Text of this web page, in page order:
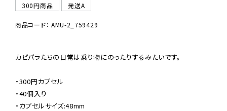
300円商品
発送A
商品コード： AMU-2_759429
カピパラたちの日常は乗り物にのったりするみたいです。
・300円カプセル
・40個入り
・カプセルサイズ:48mm